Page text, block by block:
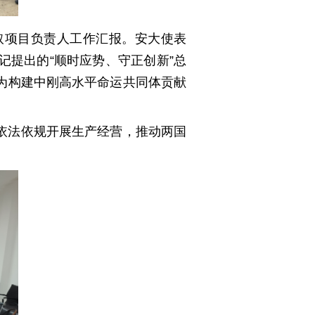
目负责人工作汇报。安大使表
出的“顺时应势、守正创新”总
构建中刚高水平命运共同体贡献
依规开展生产经营，推动两国